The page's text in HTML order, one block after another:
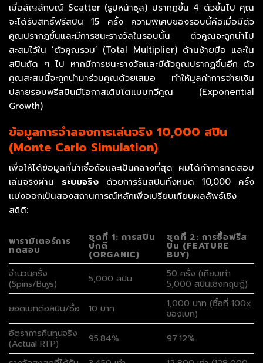
เมื่อสัญลักษณ์ Scatter (รูปหน้าซุส) ปรากฏขึ้น 4 ตัวขึ้นไป คุณ
จะได้รับสิทธิ์ฟรีสปิน 15 ครั้ง ความพิเศษของรอบนี้คือเมื่อมีตัว
คูณปรากฏขึ้นและมีการชนะรางวัลในรอบนั้น ตัวคูณจะถูกนำไป
สะสมไว้ใน ‘ตัวคูณรวม’ (Total Multiplier) ด้านซ้ายมือ และใน
สปินถัด ๆ ไป หากมีการชนะรางวัลและมีตัวคูณปรากฏขึ้นอีก ตัว
คูณสะสมนี้จะถูกนำมาร่วมคูณด้วยเสมอ ทำให้มูลค่าการจ่ายเงิน
ปลายรอบฟรีสปินมีโอกาสเติบโตแบบทวีคูณ (Exponential
Growth)
ข้อมูลการจำลองการเล่นจริง 10,000 สปิน
(Monte Carlo Simulation)
เพื่อให้ได้ข้อมูลที่น่าเชื่อถือและเป็นกลางที่สุด ผมได้ทำการทดสอบ
เล่นจริงผ่าน ระบบจริง ด้วยการรันสปินทั้งหมด 10,000 ครั้ง
แบ่งออกเป็นสองสถานการณ์หลักเพื่อเปรียบเทียบผลลัพธ์เชิง
สถิติ:
พารามิเตอร์การ
ทดสอบ
ชุดที่ 1: การสปิน
ปกติ
(ORGANIC)
ชุดที่ 2: การซื้อฟรีส
ปิน (FEATURE
BUY)
จำนวนครั้ง
(Spins/Buys)
5,000 สปิน
50 ครั้ง (เทียบเท่า
5,000 สปินเชิงทฤษฎี)
ยอดเบทต่อสปิน/ซื้อ
10 บาท
1,000 บาท (ซื้อที่ 100x
ของเบท)
อัตราการคืนทุนจริง
(Actual RTP)
95.84%
97.12%